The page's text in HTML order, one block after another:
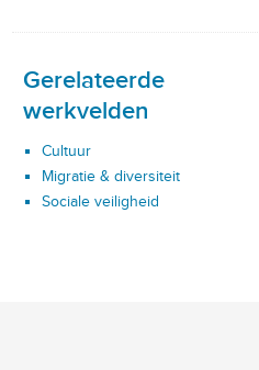
Gerelateerde
werkvelden
Cultuur
Migratie & diversiteit
Sociale veiligheid